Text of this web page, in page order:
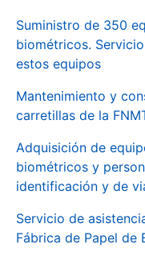
Suministro de 350
biométricos.
estos equipos
Mantenimiento y
carretillas de la
Adquisición de
biométricos y
identificación y de
Servicio de
Fábrica de Papel de